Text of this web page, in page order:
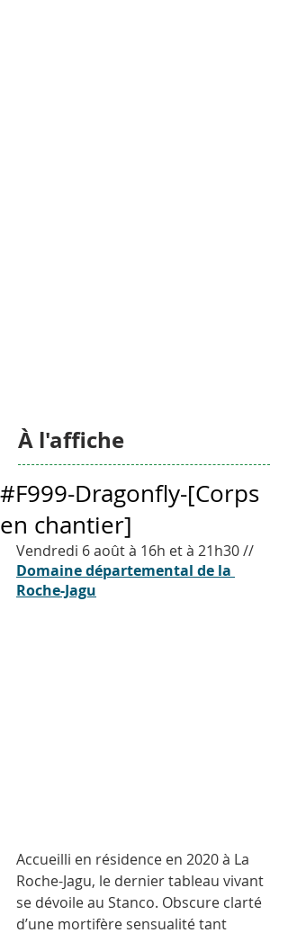
À l'affiche
#F999-Dragonfly-[Corps
en chantier]
Vendredi 6 août à 16h et à 21h30 //
Domaine départemental de la
Roche-Jagu
Accueilli en résidence en 2020 à La
Roche-Jagu, le dernier tableau vivant
se dévoile au Stanco. Obscure clarté
d’une mortifère sensualité tant